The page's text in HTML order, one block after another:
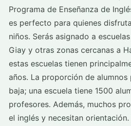
Programa de Enseñanza de
es perfecto para quienes
niños. Serás asignado a
Giay y otras zonas cercanas a
estas escuelas tienen
años. La proporción de
baja; una escuela tiene 1500
profesores. Además, muchos
el inglés y necesitan